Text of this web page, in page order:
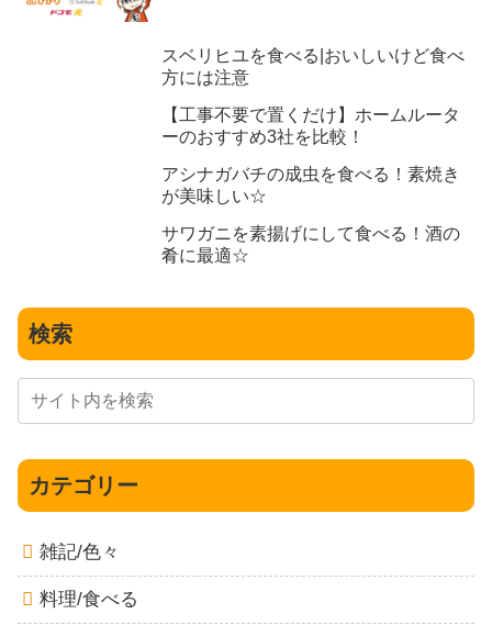
スベリヒユを食べる|おいしいけど食べ
方には注意
【工事不要で置くだけ】ホームルータ
ーのおすすめ3社を比較！
アシナガバチの成虫を食べる！素焼き
が美味しい☆
サワガニを素揚げにして食べる！酒の
肴に最適☆
検索
カテゴリー
雑記/色々
料理/食べる